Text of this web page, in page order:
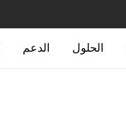
الحلول الدعم